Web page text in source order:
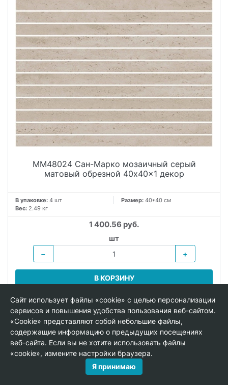
MM48024 Сан-Марко мозаичный серый
матовый обрезной 40x40x1 декор
В упаковке: 4 шт Размер: 40*40 см
Вес: 2.49 кг
1 400.56 руб.
шт
−
+
В КОРЗИНУ
НОВИНКА
Сайт использует файлы «cookie» с целью персонализации
сервисов и повышения удобства пользования веб-сайтом.
«Cookie» представляют собой небольшие файлы,
содержащие информацию о предыдущих посещениях
веб-сайта. Если вы не хотите использовать файлы
«cookie», измените настройки браузера.
Я принимаю